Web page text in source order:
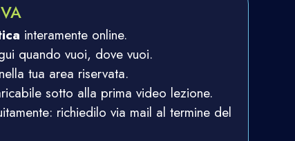
interamente online.
quando vuoi, dove vuoi.
tua area riservata.
sotto alla prima video lezione.
richiedilo via mail al termine del